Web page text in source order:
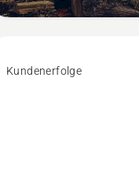
Kundenerfolge